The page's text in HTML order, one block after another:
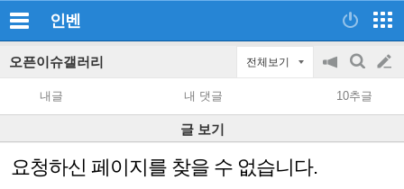
인벤
오픈이슈갤러리 전체보기
공
지
on/off
검
색
글
쓰
기
내글 내 댓글 10추글
글 보기
요청하신 페이지를 찾을 수 없습니다.